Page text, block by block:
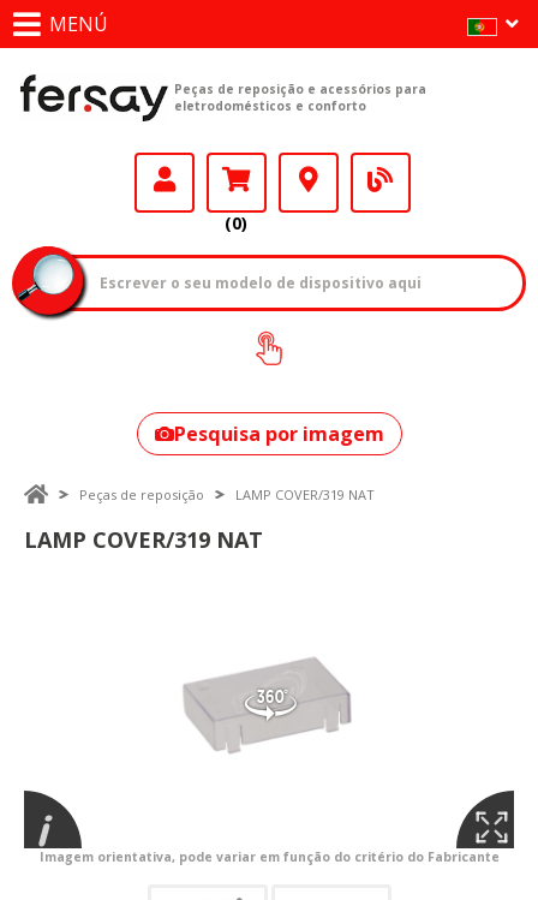
MENÚ
Peças de reposição e acessórios para
eletrodomésticos e conforto
(0)
Como encontrar
o seu modelo?
Pesquisa por imagem
Peças de reposição LAMP COVER/319 NAT
LAMP COVER/319 NAT
Imagem orientativa, pode variar em função do critério do Fabricante